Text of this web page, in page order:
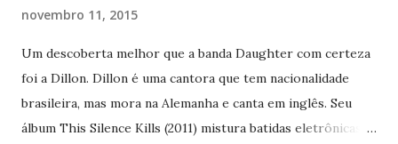
novembro 11, 2015
Um descoberta melhor que a banda Daughter com certeza
foi a Dillon. Dillon é uma cantora que tem nacionalidade
brasileira, mas mora na Alemanha e canta em inglês. Seu
álbum This Silence Kills (2011) mistura batidas eletrônicas